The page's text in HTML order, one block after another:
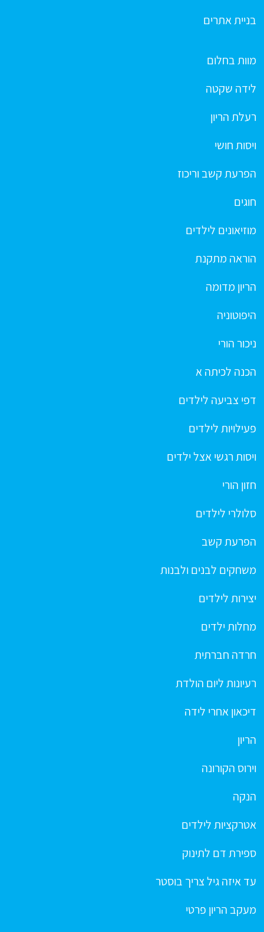
בניית אתרים
מוות בחלום
לידה שקטה
רעלת הריון
ויסות חושי
הפרעת קשב וריכוז
חוגים
מוזיאונים לילדים
הוראה מתקנת
הריון מדומה
היפוטוניה
ניכור הורי
הכנה לכיתה א
דפי צביעה לילדים
פעילויות לילדים
ויסות רגשי אצל ילדים
חזון הורי
סלולרי לילדים
הפרעת קשב
משחקים לבנים ולבנות
יצירות לילדים
מחלות ילדים
חרדה חברתית
רעיונות ליום הולדת
דיכאון אחרי לידה
הריון
וירוס הקורונה
הנקה
אטרקציות לילדים
ספירת דם לתינוק
עד איזה גיל צריך בוסטר
מעקב הריון פרטי